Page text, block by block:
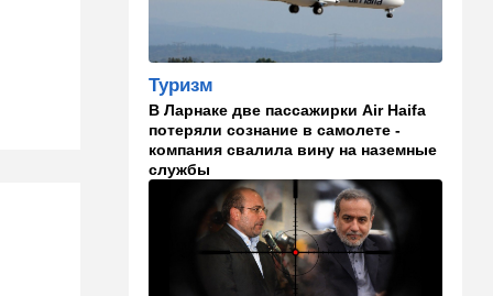
Найдено некоторое решение
09:46 Новости Украины
605 дронов за ночь: в
Ярославле горит НПЗ,
пожары в Тверской и
Курской областях
В мире
Муравейник без самцов и
рабочих: ученые нашли
"общество одних королев"
Туризм
В Ларнаке две пассажирки Air Haifa
потеряли сознание в самолете -
компания свалила вину на наземные
службы